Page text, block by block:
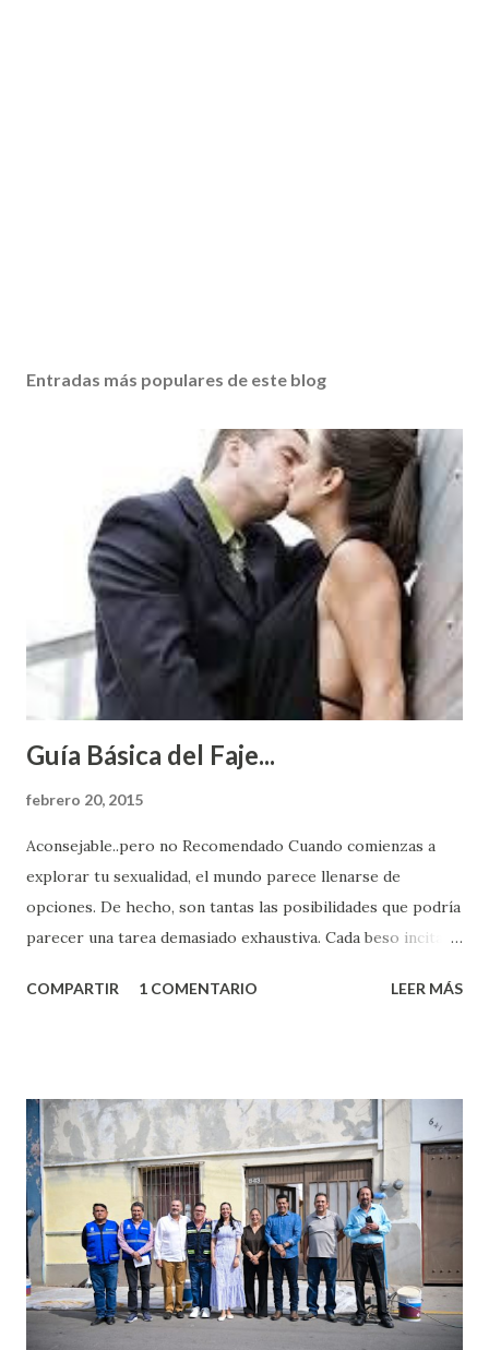
Entradas más populares de este blog
Guía Básica del Faje...
febrero 20, 2015
Aconsejable..pero no Recomendado Cuando comienzas a
explorar tu sexualidad, el mundo parece llenarse de
opciones. De hecho, son tantas las posibilidades que podría
parecer una tarea demasiado exhaustiva. Cada beso incita
partes de ti que jamás hubieras imaginado. El problema es
conoces ni la mitad de lo que deberías saber. Pero incluso
quienes ya han tenido relaciones sexuales no son expertos
o expertas en el tema. Siempre hay algo nuevo que
aprender y nuevas experiencias que conocer. Si eres una
chica y aún no has tenido relaciones sexuales, tal vez
pienses que el sexo será increíble y no puedas esperar para
experimentarlo, pero como cualquier persona con
experiencia te dirá, siempre es mejor cuando ambas partes
COMPARTIR 1 COMENTARIO LEER MÁS